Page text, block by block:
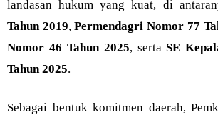
landasan hukum yang kuat, di
Tahun 2019,Permendagri Nomor 77
Nomor 46 Tahun 2025, sertaSE
Tahun 2025.
Sebagai bentuk komitmen daerah,